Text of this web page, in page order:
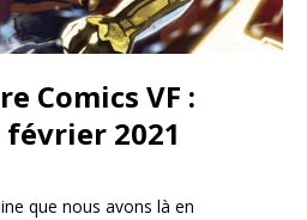
Comics VF :
2021
que nous avons là en